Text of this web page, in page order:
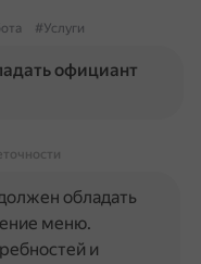
#Услуги
официант
обладать
меню.
и